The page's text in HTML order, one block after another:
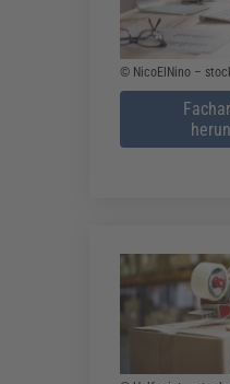
Energie & Umwelt
Führung &
Gesundheit &
Kommunales
Weiterbildungen
Bau, Immobilien
Künstliche
Personalwesen
Personal,
Reisekosten
© NicoElNino –